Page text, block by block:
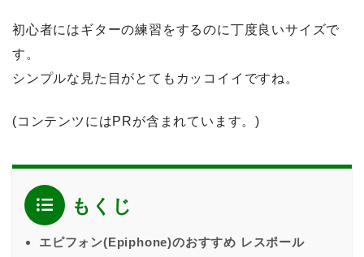
初心者にはギターの練習をするのに丁度良いサイズで
す。
シンプルな見た目がとてもカッコイイですね。
(コンテンツにはPRが含まれています。)
もくじ
エピフォン(Epiphone)のおすすめ レスポール